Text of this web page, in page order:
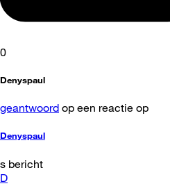
0
Denyspaul
geantwoord op een reactie op
Denyspaul
s bericht
D